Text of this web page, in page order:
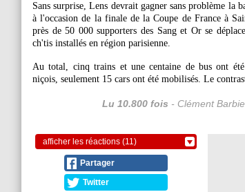
Sans surprise, Lens devrait gagner sans problème la
à l'occasion de la finale de la Coupe de France à
près de 50 000 supporters des Sang et Or se
ch'tis installés en région parisienne.
Au total, cinq trains et une centaine de bus ont
niçois, seulement 15 cars ont été mobilisés. Le
Lu 10.800 fois - Clément
afficher les réactions (11)
Partager
Twitter